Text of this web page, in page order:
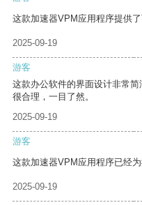
这款加速器VPM应用程序提供
2025-09-19
游客
这款办公软件的界面设计非常
很合理，一目了然。
2025-09-19
游客
这款加速器VPM应用程序已经
2025-09-19